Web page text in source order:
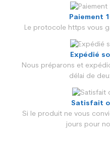
Matière chaussure
Gamme
Type de fermeture
Référence de gamme
Paiement
Le protocole https vous
Expédié
Nous préparons et
délai de
Satisfait
Si le produit ne vous
jours pour